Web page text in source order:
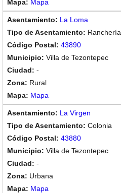
Mapa
La Loma
Ranchería
43890
Villa de Tezontepec
-
Rural
Mapa
La Virgen
Colonia
43880
Villa de Tezontepec
-
Urbana
Mapa